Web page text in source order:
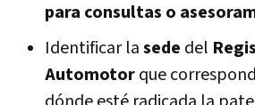
para consultas o
Identificar lasede del
Automotorque